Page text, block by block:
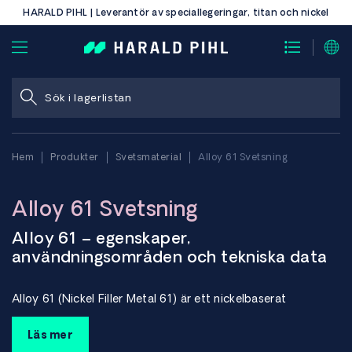
HARALD PIHL | Leverantör av speciallegeringar, titan och nickel
Hem Produkter Svetsmaterial Alloy 61 Svetsning
Alloy 61 Svetsning
Alloy 61 – egenskaper,
användningsområden och tekniska data
Alloy 61 (Nickel Filler Metal 61) är ett nickelbaserat
tillsatsmaterial utvecklat för svetsning av Nickel 200 och
Nickel 201. Legeringen innehåller titan som reagerar med kol
Läs mer